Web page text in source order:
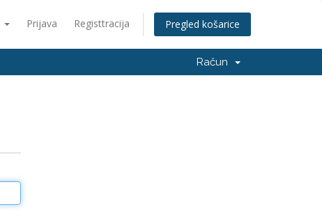
Prijava Registtracija Pregled košarice
Račun